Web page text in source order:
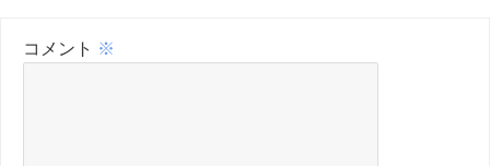
コメント ※